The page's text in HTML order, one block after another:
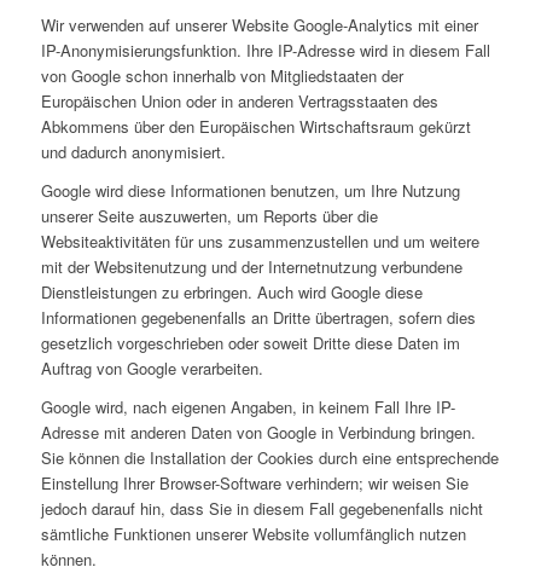
Wir verwenden auf unserer Website Google-Analytics mit einer
IP-Anonymisierungsfunktion. Ihre IP-Adresse wird in diesem Fall
von Google schon innerhalb von Mitgliedstaaten der
Europäischen Union oder in anderen Vertragsstaaten des
Abkommens über den Europäischen Wirtschaftsraum gekürzt
und dadurch anonymisiert.
Google wird diese Informationen benutzen, um Ihre Nutzung
unserer Seite auszuwerten, um Reports über die
Websiteaktivitäten für uns zusammenzustellen und um weitere
mit der Websitenutzung und der Internetnutzung verbundene
Dienstleistungen zu erbringen. Auch wird Google diese
Informationen gegebenenfalls an Dritte übertragen, sofern dies
gesetzlich vorgeschrieben oder soweit Dritte diese Daten im
Auftrag von Google verarbeiten.
Google wird, nach eigenen Angaben, in keinem Fall Ihre IP-
Adresse mit anderen Daten von Google in Verbindung bringen.
Sie können die Installation der Cookies durch eine entsprechende
Einstellung Ihrer Browser-Software verhindern; wir weisen Sie
jedoch darauf hin, dass Sie in diesem Fall gegebenenfalls nicht
sämtliche Funktionen unserer Website vollumfänglich nutzen
können.